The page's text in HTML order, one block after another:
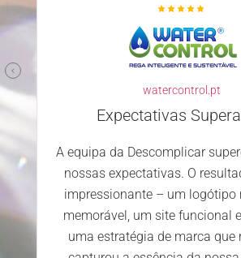
watercontrol.pt
Expectativas Superadas
da Descomplicar superou todas as
expectativas. O resultado final foi
– um logótipo moderno e
um site funcional e atrativo, e
uma estratégia de marca que realmente